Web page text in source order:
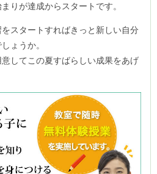
りが達成からスタートです。
スタートすればきっと新しい自分
ょうか。
してこの夏すばらしい成果をあげ